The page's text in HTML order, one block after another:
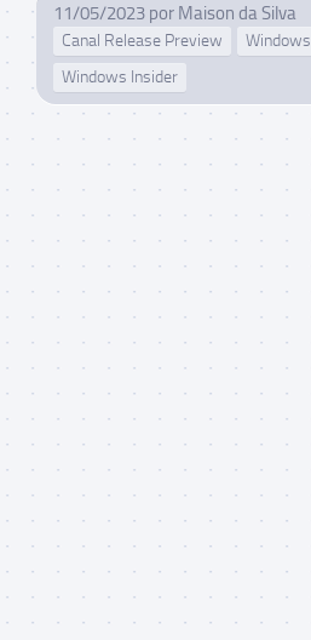
11/05/2023 por Maison da Silva
Canal Release Preview Windows
Windows Insider